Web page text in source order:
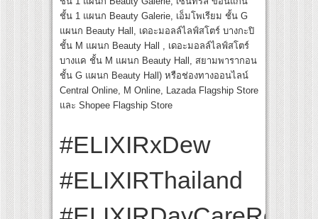
ชั้น 1 แผนก Beauty Galerie​, เอ็มโพเรียม ชั้น G
แผนก Beauty Hall, เดอะมอลล์ไลฟ์สโตร์ บางกะปิ
ชั้น M แผนก Beauty Hall ​, เดอะมอลล์ไลฟ์สโตร์
บางแค ชั้น M แผนก Beauty Hall, สยามพารากอน
ชั้น G แผนก Beauty Hall) ​หรือช่องทางออนไลน์
Central Online, M Online, Lazada Flagship Store
และ Shopee Flagship Store
#ELIXIRxDew
#ELIXIRThailand